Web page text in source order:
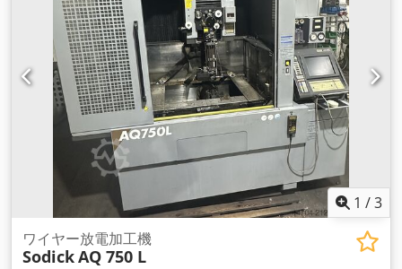
1 /3
ワイヤー放電加工機
SodickAQ 750 L